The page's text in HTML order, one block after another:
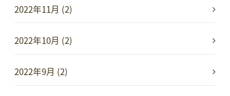
2022年11月 (2)
2022年10月 (2)
2022年9月 (2)